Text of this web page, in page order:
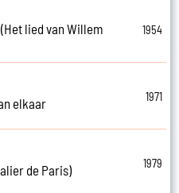
lied van Willem
1954
elkaar
1971
de Paris)
1979